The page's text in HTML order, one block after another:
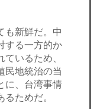
も新鮮だ。中
する一方的か
いるため、
民地統治の当
に、台湾事情
ためだ。